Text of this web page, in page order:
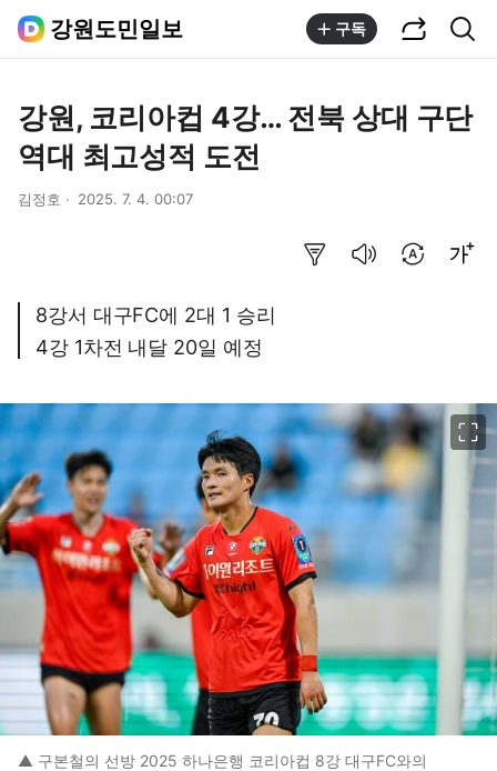
강원도민일보 구독
강원, 코리아컵 4강… 전북 상대 구단
역대 최고성적 도전
김정호 2025. 7. 4. 00:07
8강서 대구FC에 2대 1 승리
4강 1차전 내달 20일 예정
▲ 구본철의 선방 2025 하나은행 코리아컵 8강 대구FC와의